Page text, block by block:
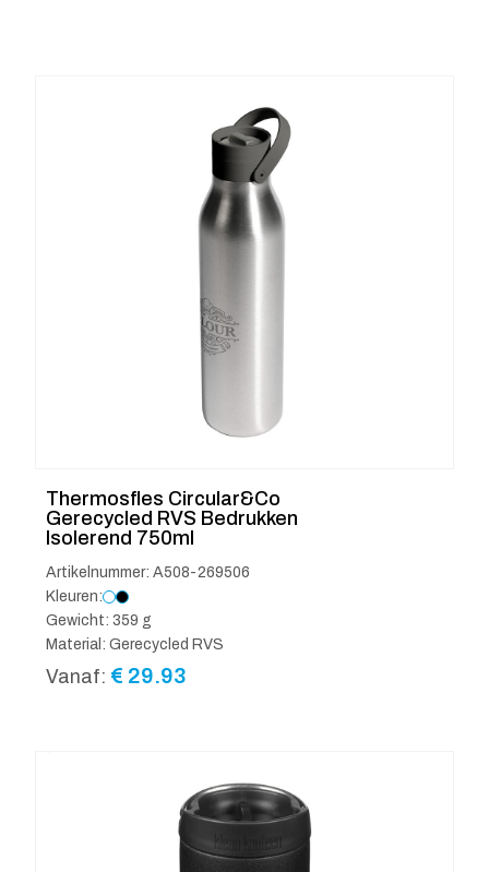
Thermosfles Circular&Co
Gerecycled RVS Bedrukken
Isolerend 750ml
Artikelnummer: A508-269506
Kleuren:
Gewicht: 359 g
Material: Gerecycled RVS
Vanaf: € 29.93